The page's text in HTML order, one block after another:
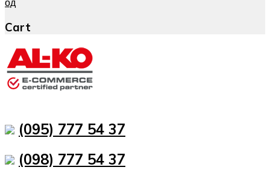
од
Cart
(095) 777 54 37
(098) 777 54 37